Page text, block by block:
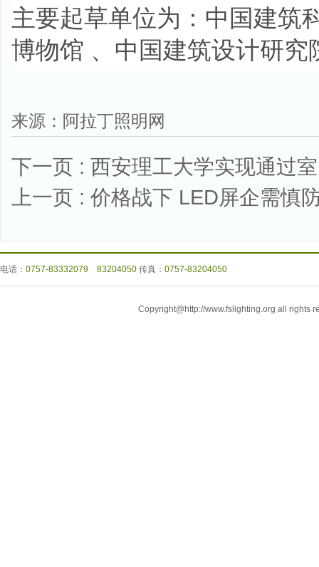
主要起草单位为：中国建筑
博物馆 、中国建筑设计研究
来源：阿拉丁照明网
下一页 : 西安理工大学实现通过
上一页 : 价格战下 LED屏企需慎
电话： 0757-83332079 83204050 传真： 0757-83204050
Copyright@http://www.fslighting.org all rights